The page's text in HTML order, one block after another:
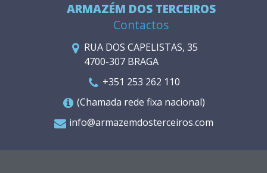
ARMAZÉM DOS TERCEIROS
Contactos
RUA DOS CAPELISTAS, 35
4700-307 BRAGA
+351 253 262 110
(Chamada rede fixa nacional)
info@armazemdosterceiros.com